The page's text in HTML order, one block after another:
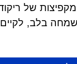
של
בלב, לקיים